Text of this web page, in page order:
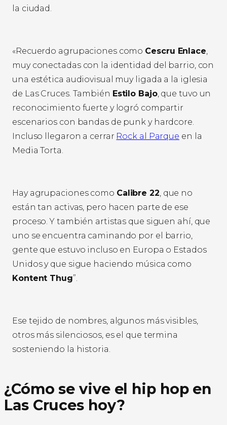
la ciudad.
«Recuerdo agrupaciones como Cescru Enlace,
muy conectadas con la identidad del barrio, con
una estética audiovisual muy ligada a la iglesia
de Las Cruces. También Estilo Bajo, que tuvo un
reconocimiento fuerte y logró compartir
escenarios con bandas de punk y hardcore.
Incluso llegaron a cerrar Rock al Parque en la
Media Torta.
Hay agrupaciones como Calibre 22, que no
están tan activas, pero hacen parte de ese
proceso. Y también artistas que siguen ahí, que
uno se encuentra caminando por el barrio,
gente que estuvo incluso en Europa o Estados
Unidos y que sigue haciendo música como
Kontent Thug”.
Ese tejido de nombres, algunos más visibles,
otros más silenciosos, es el que termina
sosteniendo la historia.
¿Cómo se vive el hip hop en
Las Cruces hoy?